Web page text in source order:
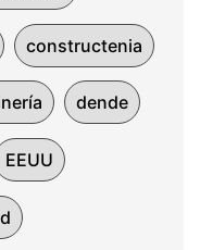
constructenia
dende
EEUU